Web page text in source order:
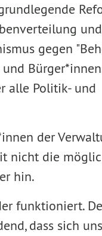
und
gegen
alle Politik- und
der
nicht die
hin.
funktioniert.
dass sich